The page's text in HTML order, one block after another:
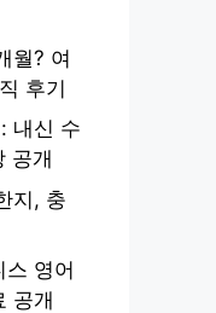
월? 여
후기
내신 수
공개
지, 충
영어
공개